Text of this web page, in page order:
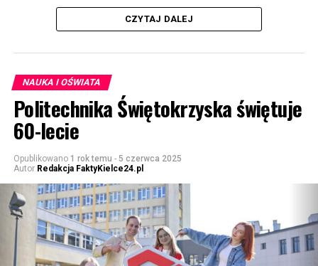
CZYTAJ DALEJ
NAUKA I OŚWIATA
Politechnika Świętokrzyska świętuje
60-lecie
Opublikowano 1 rok temu - 5 czerwca 2025
Autor Redakcja FaktyKielce24.pl